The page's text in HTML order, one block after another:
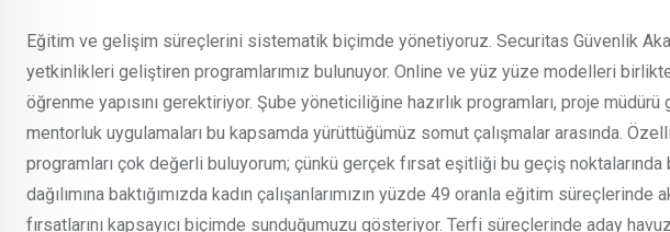
Eğitim ve gelişim süreçlerini sistematik biçimde yönetiyoruz. Securitas Güvenlik
yetkinlikleri geliştiren programlarımız bulunuyor. Online ve yüz yüze modelleri
öğrenme yapısını gerektiriyor. Şube yöneticiliğine hazırlık programları, proje
mentorluk uygulamaları bu kapsamda yürüttüğümüz somut çalışmalar arasında.
programları çok değerli buluyorum; çünkü gerçek fırsat eşitliği bu geçiş
dağılımına baktığımızda kadın çalışanlarımızın yüzde 49 oranla eğitim
fırsatlarını kapsayıcı biçimde sunduğumuzu gösteriyor. Terfi süreçlerinde aday